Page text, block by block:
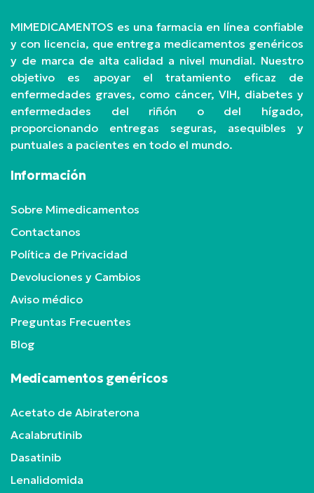
MIMEDICAMENTOS es una farmacia en línea confiable
y con licencia, que entrega medicamentos genéricos
y de marca de alta calidad a nivel mundial. Nuestro
objetivo es apoyar el tratamiento eficaz de
enfermedades graves, como cáncer, VIH, diabetes y
enfermedades del riñón o del hígado,
proporcionando entregas seguras, asequibles y
puntuales a pacientes en todo el mundo.
Información
Sobre Mimedicamentos
Contactanos
Política de Privacidad
Devoluciones y Cambios
Aviso médico
Preguntas Frecuentes
Blog
Medicamentos genéricos
Acetato de Abiraterona
Acalabrutinib
Dasatinib
Lenalidomida